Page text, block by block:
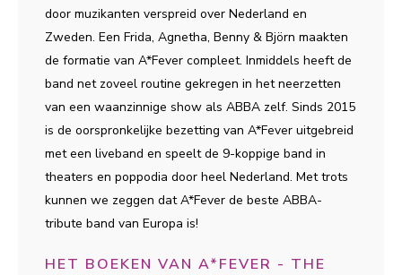
door muzikanten verspreid over Nederland en
Zweden. Een Frida, Agnetha, Benny & Björn maakten
de formatie van A*Fever compleet. Inmiddels heeft de
band net zoveel routine gekregen in het neerzetten
van een waanzinnige show als ABBA zelf. Sinds 2015
is de oorspronkelijke bezetting van A*Fever uitgebreid
met een liveband en speelt de 9-koppige band in
theaters en poppodia door heel Nederland. Met trots
kunnen we zeggen dat A*Fever de beste ABBA-
tribute band van Europa is!
HET BOEKEN VAN A*FEVER - THE